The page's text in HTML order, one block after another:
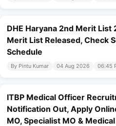
DHE Haryana 2nd Merit List
Merit List Released, Check
Schedule
By Pintu Kumar 04 Aug 2026 06:45
ITBP Medical Officer
Notification Out, Apply
MO, Specialist MO &